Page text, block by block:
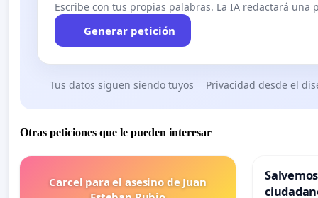
Escribe con tus propias palabras. La IA redactará una
Generar petición
Tus datos siguen siendo tuyos Privacidad desde el
Otras peticiones que le pueden interesar
Carcel para el asesino de Juan